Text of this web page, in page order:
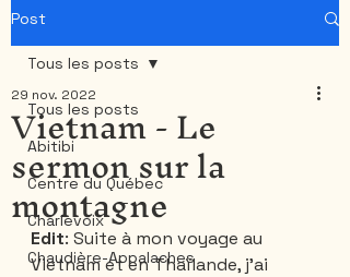
Post
Tous les posts
Abitibi
Centre du Québec
Charlevoix
Chaudière-Appalaches
Tous les posts
Vietnam - Le
sermon sur la
montagne
29 nov. 2022
Edit: Suite à mon voyage au
Vietnam et en Thaïlande, j'ai